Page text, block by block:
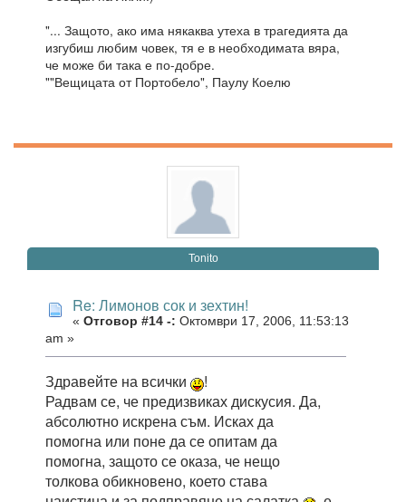
"... Защото, ако има някаква утеха в трагедията да
изгубиш любим човек, тя е в необходимата вяра,
че може би така е по-добре.
""Вещицата от Портобело", Паулу Коелю
Tonito
Re: Лимонов сок и зехтин!
« Отговор #14 -: Октомври 17, 2006, 11:53:13
am »
Здравейте на всички
!
Радвам се, че предизвиках дискусия. Да,
абсолютно искрена съм. Исках да
помогна или поне да се опитам да
помогна, защото се оказа, че нещо
толкова обикновено, което става